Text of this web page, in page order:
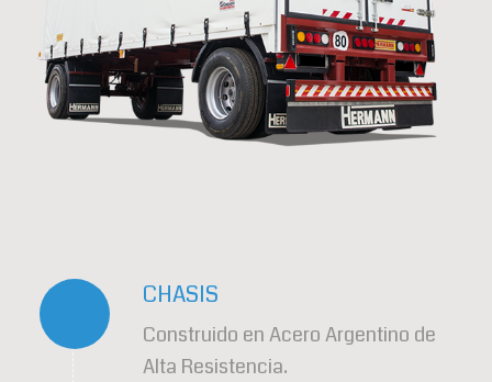
CHASIS
Construido en Acero Argentino de
Alta Resistencia.